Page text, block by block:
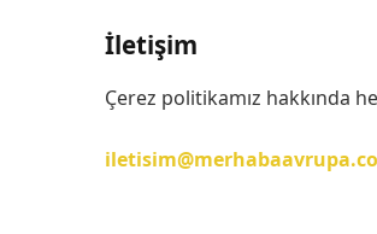
İletişim
Çerez politikamız hakkında